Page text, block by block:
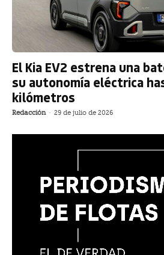
El Kia EV2 estrena una
su autonomía eléctrica
kilómetros
Redacción - 29 de julio de 2026